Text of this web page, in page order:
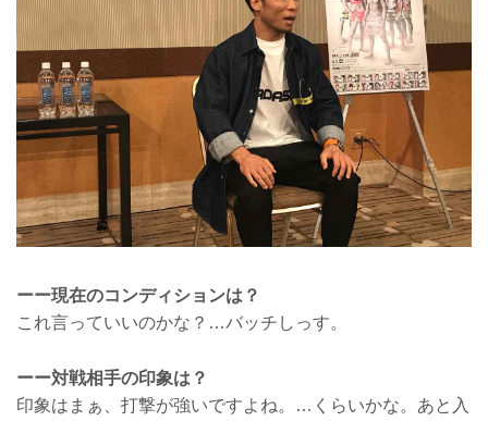
ーー現在のコンディションは？
これ言っていいのかな？…バッチしっす。
ーー対戦相手の印象は？
印象はまぁ、打撃が強いですよね。…くらいかな。あと入